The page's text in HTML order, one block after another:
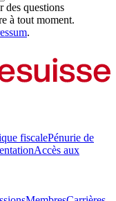
des questions
à tout moment.
.
fiscalePénurie de
Accès aux